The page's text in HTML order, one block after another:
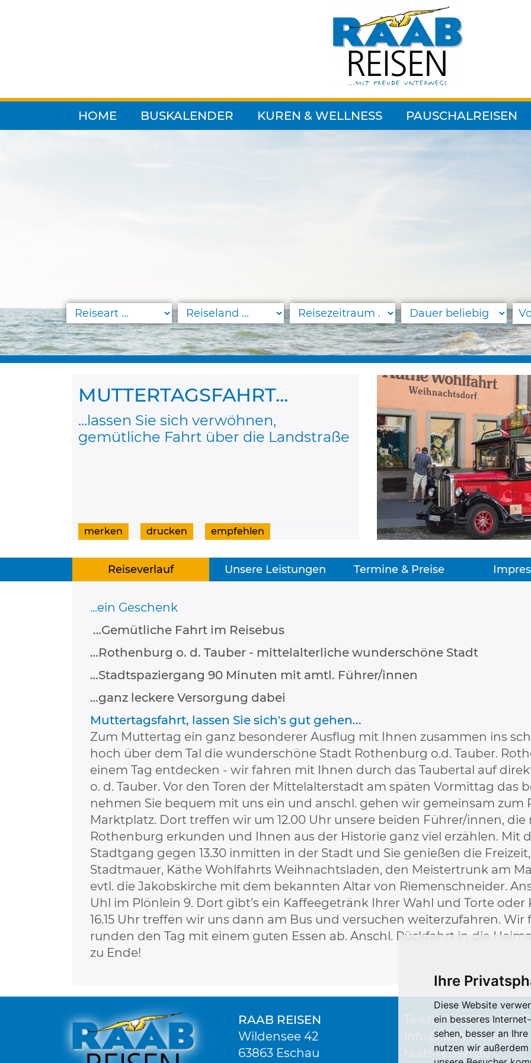
Ihre
Diese Website
ein besseres
sehen, besser an
nutzen wir
HOME BUSKALENDER KUREN & WELLNESS PAUSCHALREISEN
Pause
MUTTERTAGSFAHRT...
...lassen Sie sich verwöhnen,
gemütliche Fahrt über die Landstraße
merken drucken empfehlen
Reiseverlauf Unsere Leistungen Termine & Preise
...ein Geschenk
…Gemütliche Fahrt im Reisebus
…Rothenburg o. d. Tauber - mittelalterliche wunderschöne Stadt
…Stadtspaziergang 90 Minuten mit amtl. Führer/innen
…ganz leckere Versorgung dabei
Muttertagsfahrt, lassen Sie sich's gut gehen...
Zum Muttertag ein ganz besonderer Ausflug mit Ihnen zusammen ins
hoch über dem Tal die wunderschöne Stadt Rothenburg o.d. Tauber.
einem Tag entdecken - wir fahren mit Ihnen durch das Taubertal auf
o. d. Tauber. Vor den Toren der Mittelalterstadt am späten Vormittag das
nehmen Sie bequem mit uns ein und anschl. gehen wir gemeinsam zum
Marktplatz. Dort treffen wir um 12.00 Uhr unsere beiden Führer/innen,
Rothenburg erkunden und Ihnen aus der Historie ganz viel erzählen. Mit
Stadtgang gegen 13.30 inmitten in der Stadt und Sie genießen die
Stadtmauer, Käthe Wohlfahrts Weihnachtsladen, den Meistertrunk am
evtl. die Jakobskirche mit dem bekannten Altar von Riemenschneider.
Uhl im Plönlein 9. Dort gibt’s ein Kaffeegetränk Ihrer Wahl und Torte
16.15 Uhr treffen wir uns dann am Bus und versuchen weiterzufahren.
runden den Tag mit einem guten Essen ab. Anschl. Rückfahrt in die
zu Ende!
RAAB REISEN
Wildensee 42
63863 Eschau
Telefon: 09374 / 99917
info
raab-reisen.de
raab-reisen.de